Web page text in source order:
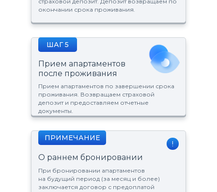
окончании срока проживания.
Прием апартаментов
после проживания
Прием апартаментов по завершении срока
проживания. Возвращаем страховой
депозит и предоставляем отчетные
документы.
О раннем бронировании
При бронировании апартаментов
на будущий период (за месяц и более)
заключается договор с предоплатой
ШАГ 5
ПРИМЕЧАНИЕ
!